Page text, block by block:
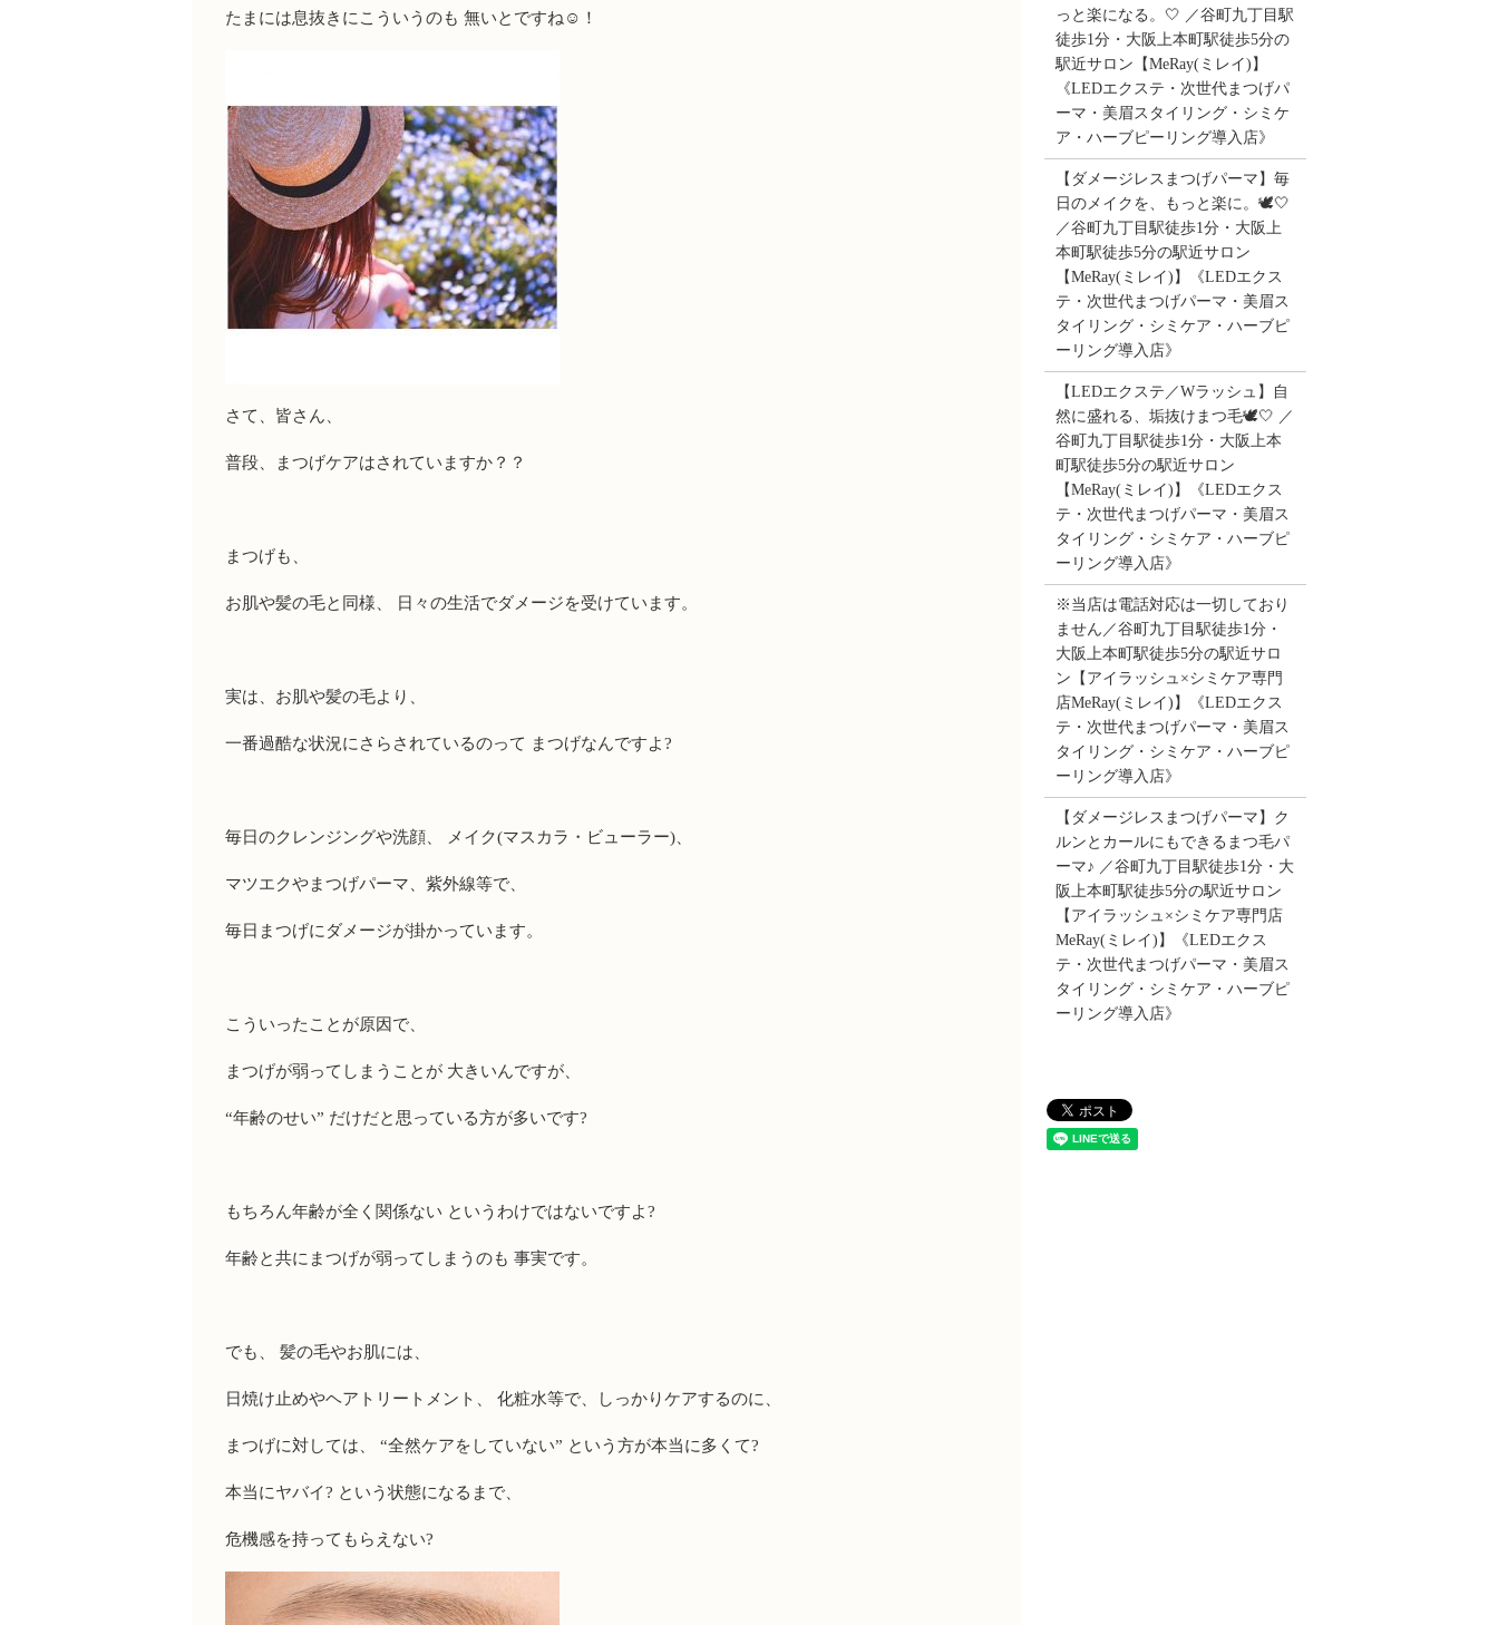
たまには息抜きにこういうのも 無いとですね☺️！
さて、皆さん、
普段、まつげケアはされていますか？？
まつげも、
お肌や髪の毛と同様、 日々の生活でダメージを受けています。
実は、お肌や髪の毛より、
一番過酷な状況にさらされているのって まつげなんですよ?
毎日のクレンジングや洗顔、 メイク(マスカラ・ビューラー)、
マツエクやまつげパーマ、紫外線等で、
毎日まつげにダメージが掛かっています。
こういったことが原因で、
まつげが弱ってしまうことが 大きいんですが、
“年齢のせい” だけだと思っている方が多いです?
もちろん年齢が全く関係ない というわけではないですよ?
年齢と共にまつげが弱ってしまうのも 事実です。
でも、 髪の毛やお肌には、
日焼け止めやヘアトリートメント、 化粧水等で、しっかりケアするのに、
まつげに対しては、 “全然ケアをしていない” という方が本当に多くて?
本当にヤバイ? という状態になるまで、
危機感を持ってもらえない?
っと楽になる。🤍 ／谷町九丁目駅
徒歩1分・大阪上本町駅徒歩5分の
駅近サロン【MeRay(ミレイ)】
《LEDエクステ・次世代まつげパ
ーマ・美眉スタイリング・シミケ
ア・ハーブピーリング導入店》
【ダメージレスまつげパーマ】毎
日のメイクを、もっと楽に。🕊️🤍
／谷町九丁目駅徒歩1分・大阪上
本町駅徒歩5分の駅近サロン
【MeRay(ミレイ)】《LEDエクス
テ・次世代まつげパーマ・美眉ス
タイリング・シミケア・ハーブピ
ーリング導入店》
【LEDエクステ／Wラッシュ】自
然に盛れる、垢抜けまつ毛🕊️🤍 ／
谷町九丁目駅徒歩1分・大阪上本
町駅徒歩5分の駅近サロン
【MeRay(ミレイ)】《LEDエクス
テ・次世代まつげパーマ・美眉ス
タイリング・シミケア・ハーブピ
ーリング導入店》
※当店は電話対応は一切しており
ません／谷町九丁目駅徒歩1分・
大阪上本町駅徒歩5分の駅近サロ
ン【アイラッシュ×シミケア専門
店MeRay(ミレイ)】《LEDエクス
テ・次世代まつげパーマ・美眉ス
タイリング・シミケア・ハーブピ
ーリング導入店》
【ダメージレスまつげパーマ】ク
ルンとカールにもできるまつ毛パ
ーマ♪ ／谷町九丁目駅徒歩1分・大
阪上本町駅徒歩5分の駅近サロン
【アイラッシュ×シミケア専門店
MeRay(ミレイ)】《LEDエクス
テ・次世代まつげパーマ・美眉ス
タイリング・シミケア・ハーブピ
ーリング導入店》